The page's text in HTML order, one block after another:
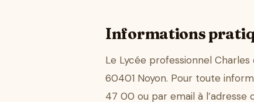
Informations
Le Lycée professionnel Charles
60401 Noyon. Pour toute
47 00 ou par email à l’adresse